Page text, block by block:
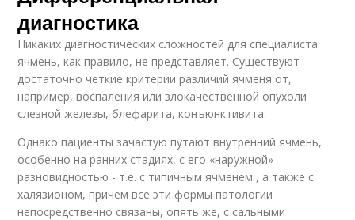
диагностика
Никаких диагностических сложностей для специалиста
ячмень, как правило, не представляет. Существуют
достаточно четкие критерии различий ячменя от,
например, воспаления или злокачественной опухоли
слезной железы, блефарита, конъюнктивита.
Однако пациенты зачастую путают внутренний ячмень,
особенно на ранних стадиях, с его «наружной»
разновидностью - т.е. с типичным ячменем , а также с
халязионом, причем все эти формы патологии
непосредственно связаны, опять же, с сальными